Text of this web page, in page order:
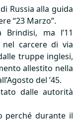
Russia alla guida
“23 Marzo”.
ma l’11
carcere di via
truppe inglesi,
allestito nella
del ’45.
dalle autorità
perché durante il